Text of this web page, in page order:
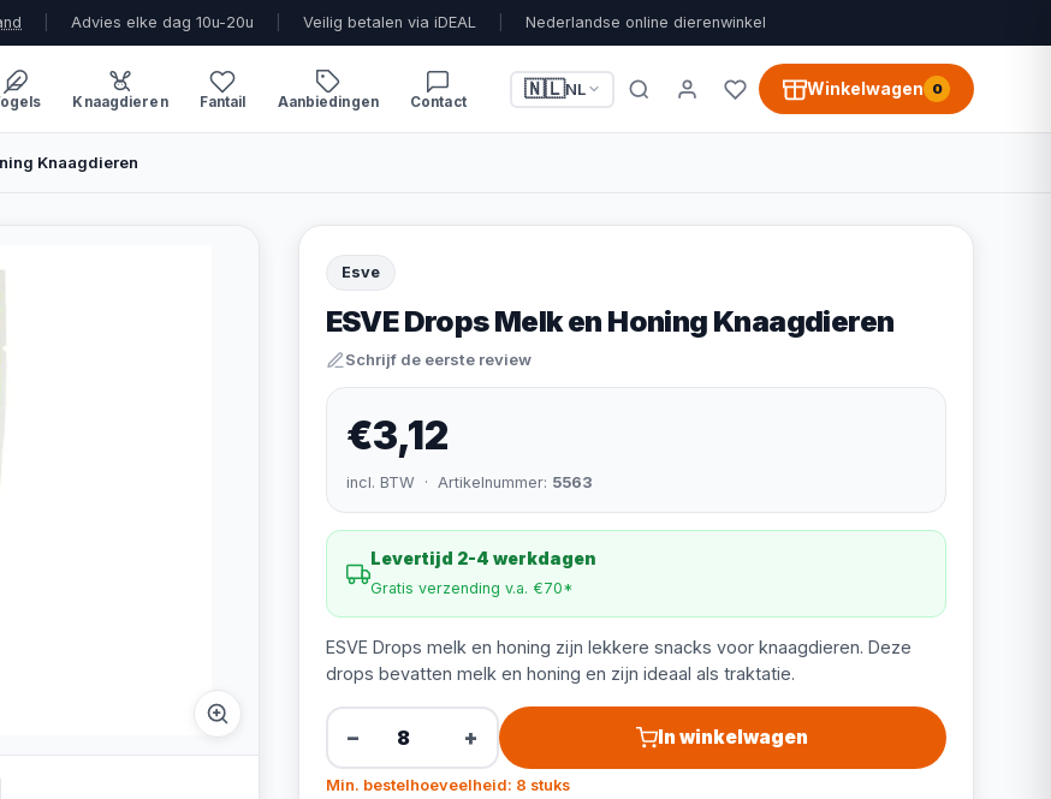
Advies elke dag 10u-20u Veilig betalen via iDEAL Nederlandse online dierenwinkel
Knaagdieren Fantail Aanbiedingen Contact
🇳🇱NL Winkelwagen 0
Knaagdieren
Esve
ESVE Drops Melk en Honing Knaagdieren
Schrijf de eerste review
€3,12
incl. BTW · Artikelnummer: 5563
Levertijd 2-4 werkdagen
Gratis verzending v.a. €70*
ESVE Drops melk en honing zijn lekkere snacks voor knaagdieren. Deze
drops bevatten melk en honing en zijn ideaal als traktatie.
− + In winkelwagen
Min. bestelhoeveelheid: 8 stuks